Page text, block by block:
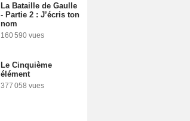
La Bataille de Gaulle
- Partie 2 : J’écris ton
nom
160 590 vues
Le Cinquième
élément
377 058 vues